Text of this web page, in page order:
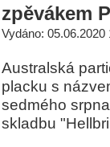
zpěvákem
Vydáno:
Australská
placku s
sedmého
skladbu